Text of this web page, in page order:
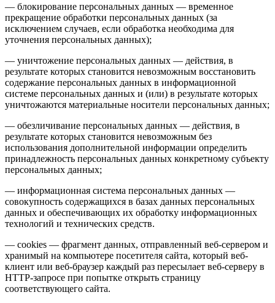
— блокирование персональных данных — временное
прекращение обработки персональных данных (за
исключением случаев, если обработка необходима для
уточнения персональных данных);
— уничтожение персональных данных — действия, в
результате которых становится невозможным восстановить
содержание персональных данных в информационной
системе персональных данных и (или) в результате которых
уничтожаются материальные носители персональных данных;
— обезличивание персональных данных — действия, в
результате которых становится невозможным без
использования дополнительной информации определить
принадлежность персональных данных конкретному субъекту
персональных данных;
— информационная система персональных данных —
совокупность содержащихся в базах данных персональных
данных и обеспечивающих их обработку информационных
технологий и технических средств.
— сookies — фрагмент данных, отправленный веб-сервером и
хранимый на компьютере посетителя сайта, который веб-
клиент или веб-браузер каждый раз пересылает веб-серверу в
HTTP-запросе при попытке открыть страницу
соответствующего сайта.